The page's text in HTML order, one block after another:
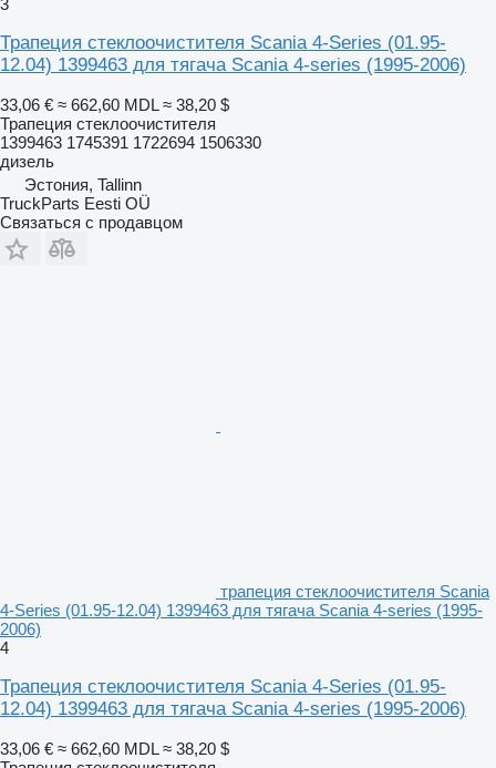
Трапеция стеклоочистителя Scania 4-Series (01.95-
12.04) 1399463 для тягача Scania 4-series (1995-2006)
33,06 € ≈ 662,60 MDL ≈ 38,20 $
Трапеция стеклоочистителя
1399463 1745391 1722694 1506330
дизель
Эстония, Tallinn
TruckParts Eesti OÜ
Связаться с продавцом
трапеция стеклоочистителя Scania
4-Series (01.95-12.04) 1399463 для тягача Scania 4-series (1995-
2006)
4
Трапеция стеклоочистителя Scania 4-Series (01.95-
12.04) 1399463 для тягача Scania 4-series (1995-2006)
33,06 € ≈ 662,60 MDL ≈ 38,20 $